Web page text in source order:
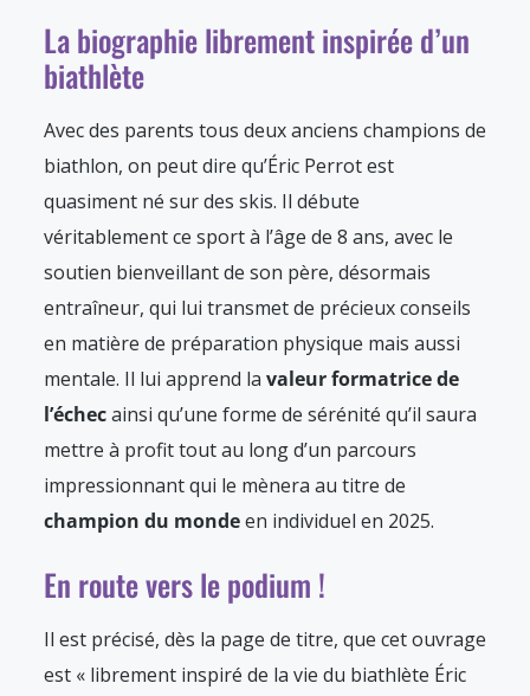
La biographie librement inspirée d’un
biathlète
Avec des parents tous deux anciens champions de
biathlon, on peut dire qu’Éric Perrot est
quasiment né sur des skis. Il débute
véritablement ce sport à l’âge de 8 ans, avec le
soutien bienveillant de son père, désormais
entraîneur, qui lui transmet de précieux conseils
en matière de préparation physique mais aussi
mentale. Il lui apprend la valeur formatrice de
l’échecainsi qu’une forme de sérénité qu’il saura
mettre à profit tout au long d’un parcours
impressionnant qui le mènera au titre de
champion du mondeen individuel en 2025.
En route vers le podium !
Il est précisé, dès la page de titre, que cet ouvrage
est « librement inspiré de la vie du biathlète Éric